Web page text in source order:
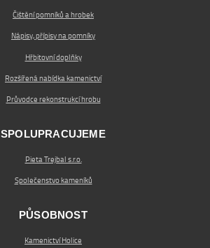
Čištění pomníků a hrobek
Nápisy, přípisy na pomníky
Hřbitovní doplňky
Rozšířená nabídka kamenictví
Průvodce rekonstrukcí hrobu
SPOLUPRACUJEME
Pieta Trejbal s.r.o.
Společenstvo kameníků
PŮSOBNOST
Kamenictví Holice